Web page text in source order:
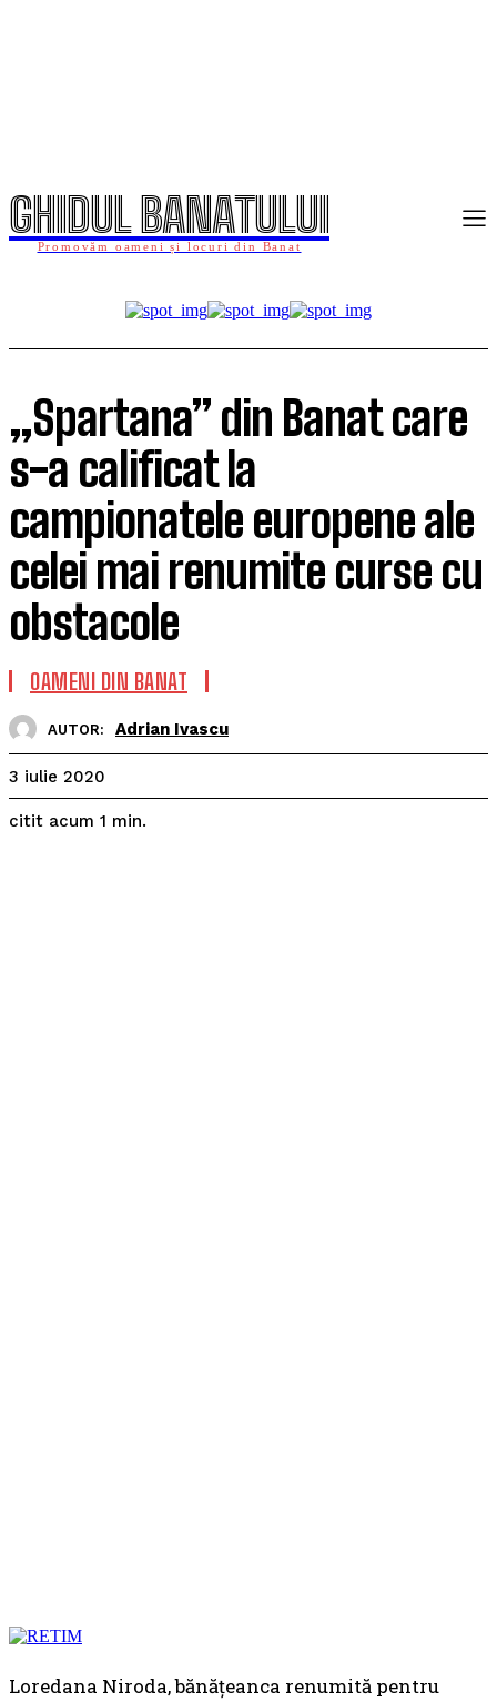
GHIDUL BANATULUI
Promovăm oameni și locuri din Banat
„Spartana” din Banat care
s-a calificat la
campionatele europene ale
celei mai renumite curse cu
obstacole
OAMENI DIN BANAT
AUTOR: Adrian Ivascu
3 iulie 2020
citit acum 1 min.
Loredana Niroda, bănățeanca renumită pentru